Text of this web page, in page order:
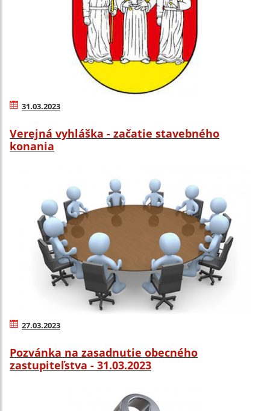
31.03.2023
Verejná vyhláška - začatie stavebného
konania
27.03.2023
Pozvánka na zasadnutie obecného
zastupiteľstva - 31.03.2023